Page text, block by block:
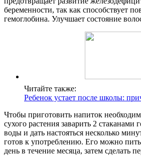
беременности, так как способствует
гемоглобина. Улучшает состояние
Читайте также:
Ребенок устает после школы:
Чтобы приготовить напиток
сухого растения заварить 2 стаканами
воды и дать настояться несколько
готов к употреблению. Его можно
день в течение месяца, затем сделать